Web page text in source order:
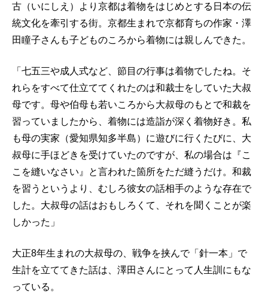
古（いにしえ）より京都は着物をはじめとする日本の伝
統文化を牽引する街。京都生まれで京都育ちの作家・澤
田瞳子さんも子どものころから着物には親しんできた。
「七五三や成人式など、節目の行事は着物でしたね。そ
れらをすべて仕立ててくれたのは和裁士をしていた大叔
母です。母や伯母も若いころから大叔母のもとで和裁を
習っていましたから、着物には造詣が深く着物好き。私
も母の実家（愛知県知多半島）に遊びに行くたびに、大
叔母に手ほどきを受けていたのですが、私の場合は『こ
こを縫いなさい』と言われた箇所をただ縫うだけ。和裁
を習うというより、むしろ彼女の話相手のような存在で
した。大叔母の話はおもしろくて、それを聞くことが楽
しかった」
大正8年生まれの大叔母の、戦争を挟んで「針一本」で
生計を立ててきた話は、澤田さんにとって人生訓にもな
っている。